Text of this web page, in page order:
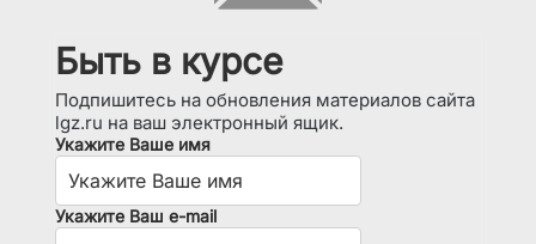
Быть в курсе
Подпишитесь на обновления материалов сайта
lgz.ru на ваш электронный ящик.
Укажите Ваше имя
Укажите Ваш e-mail